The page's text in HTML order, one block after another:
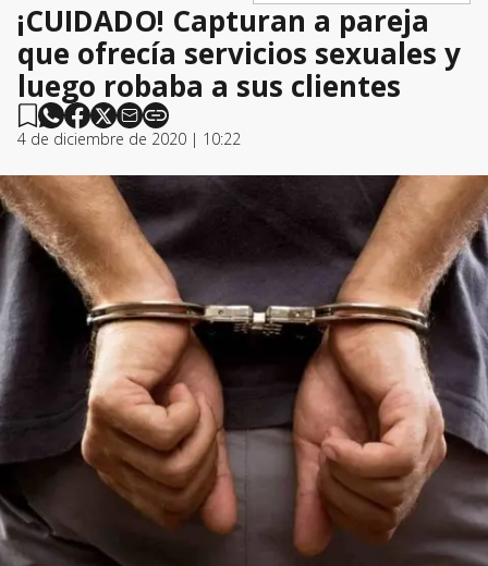
¡CUIDADO! Capturan a pareja
que ofrecía servicios sexuales y
luego robaba a sus clientes
4 de diciembre de 2020 | 10:22